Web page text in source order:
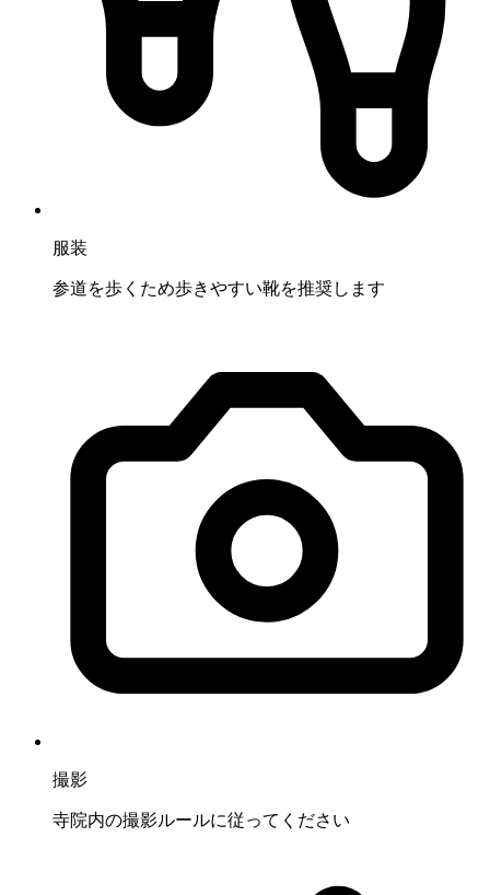
服装
参道を歩くため歩きやすい靴を推奨します
撮影
寺院内の撮影ルールに従ってください